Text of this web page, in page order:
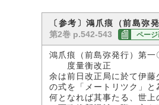
〔参考〕鴻爪痕（前島弥
第2巻 p.542-543 ペー
鴻爪痕（前島弥発行）第
度量衡改正
余は前日改正局に於て伊
の式を「メートリツク」
何となれば其事たる、世